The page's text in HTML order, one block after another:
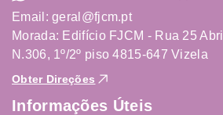
Email: geral@fjcm.pt
Morada: Edifício FJCM - Rua 25 Abril
N.306, 1º/2º piso 4815-647 Vizela
Obter Direções
Informações Úteis